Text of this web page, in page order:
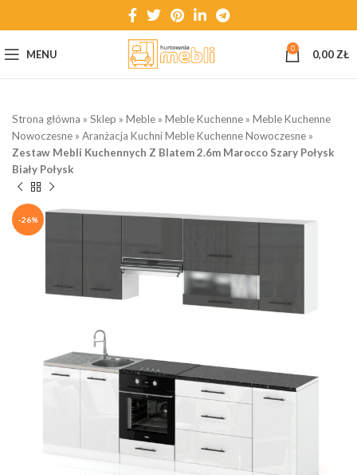
MENU 0 0,00 ZŁ
Strona główna » Sklep » Meble » Meble Kuchenne » Meble Kuchenne
Nowoczesne » Aranżacja Kuchni Meble Kuchenne Nowoczesne »
Zestaw Mebli Kuchennych Z Blatem 2.6m Marocco Szary Połysk
Biały Połysk
-26%